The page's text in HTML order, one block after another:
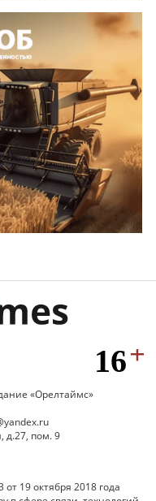
«Орелтаймс»
д.27, пом. 9
19 октября 2018 года